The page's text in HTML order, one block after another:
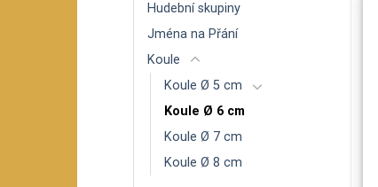
Hudební skupiny
Jména na Přání
Koule
Koule Ø 5 cm
Koule Ø 6 cm
Koule Ø 7 cm
Koule Ø 8 cm